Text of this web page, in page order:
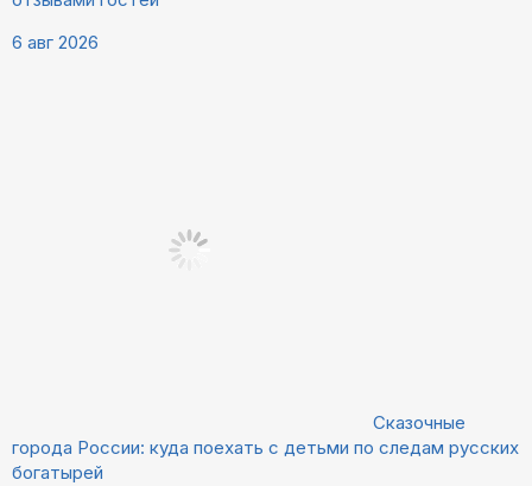
6 авг 2026
Сказочные
города России: куда поехать с детьми по следам русских
богатырей